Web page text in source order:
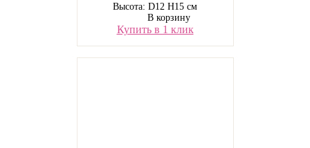
Высота: D12 H15 см
В корзину
Купить в 1 клик